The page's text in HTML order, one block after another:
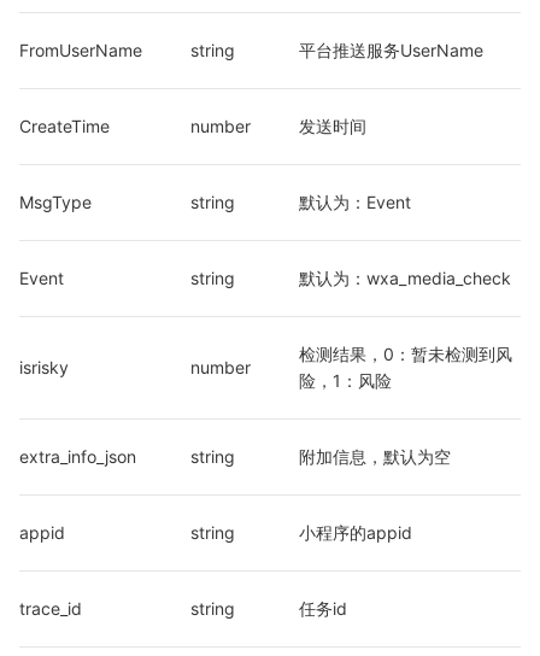
FromUserName string 平台推送服务UserName
CreateTime number 发送时间
MsgType string 默认为：Event
Event string 默认为：wxa_media_check
isrisky number
检测结果，0：暂未检测到风
险，1：风险
extra_info_json string 附加信息，默认为空
appid string 小程序的appid
trace_id string 任务id